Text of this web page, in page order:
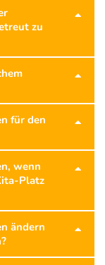
zu
für den
wenn
Platz
ändern